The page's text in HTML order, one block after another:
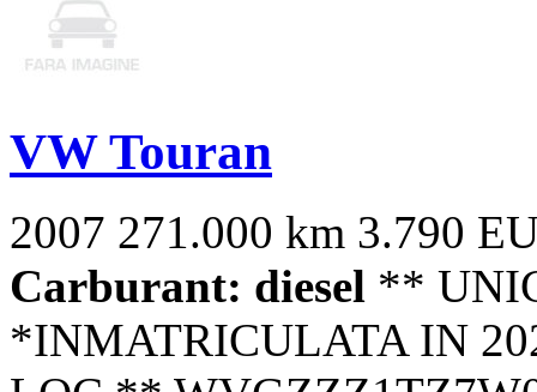
VW Touran
2007 271.000 km 3.790
Carburant: diesel **
*INMATRICULATA IN